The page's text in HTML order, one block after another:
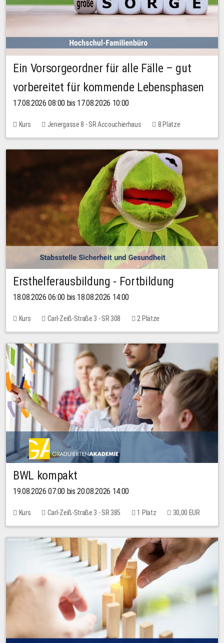
Ein Vorsorgeordner für alle Fälle – gut
vorbereitet für kommende Lebensphasen
17.08.2026 08:00 bis 17.08.2026 10:00
Kurs Jenergasse 8 - SR Accouchierhaus 8 Plätze
Ersthelferausbildung - Fortbildung
18.08.2026 06:00 bis 18.08.2026 14:00
Kurs Carl-Zeiß-Straße 3 - SR 308 2 Plätze
BWL kompakt
19.08.2026 07:00 bis 20.08.2026 14:00
Kurs Carl-Zeiß-Straße 3 - SR 385 1 Platz 30,00 EUR